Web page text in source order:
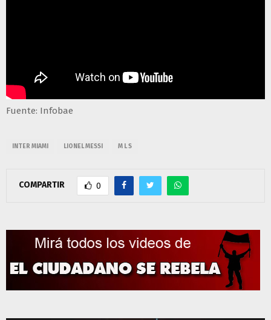
Fuente: Infobae
INTER MIAMI LIONEL MESSI M L S
COMPARTIR 0